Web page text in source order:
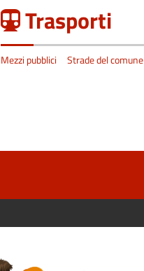
Trasporti
Mezzi pubblici Strade del comune